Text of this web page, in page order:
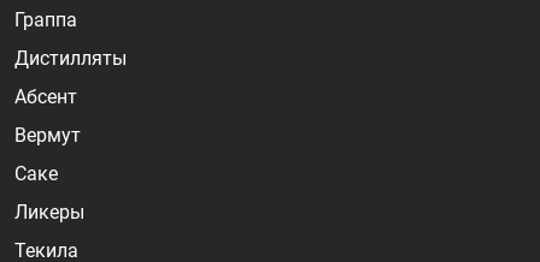
Граппа
Дистилляты
Абсент
Вермут
Саке
Ликеры
Текила